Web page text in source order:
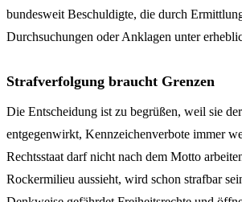
bundesweit Beschuldigte, die durch
Durchsuchungen oder Anklagen unter
Strafverfolgung braucht Grenzen
Die Entscheidung ist zu begrüßen, weil sie
entgegenwirkt, Kennzeichenverbote immer
Rechtsstaat darf nicht nach dem Motto
Rockermilieu aussieht, wird schon strafbar